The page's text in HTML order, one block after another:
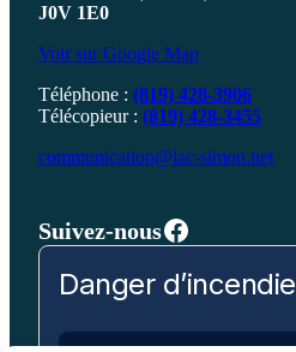
J0V 1E0
Voir sur Google Map
Téléphone : (819) 428-3906
Télécopieur : (819) 428-3455
communication@lac-simon.net
Suivez-nousFacebook
Danger d’incendie